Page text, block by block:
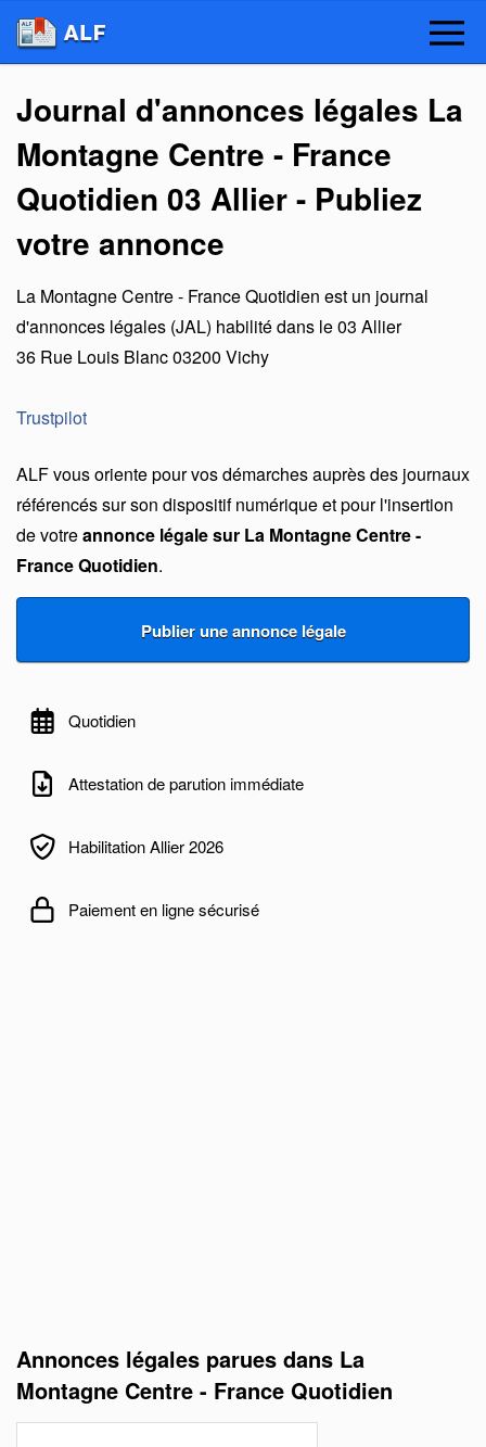
Journal d'annonces légales La
Montagne Centre - France
Quotidien 03 Allier - Publiez
votre annonce
La Montagne Centre - France Quotidien est un journal
d'annonces légales (JAL) habilité dans le 03 Allier
36 Rue Louis Blanc03200 Vichy
Trustpilot
ALF vous oriente pour vos démarches auprès des journaux
référencés sur son dispositif numérique et pour l'insertion
de votreannonce légale sur La Montagne Centre -
France Quotidien.
Quotidien
Attestation de parution immédiate
Habilitation Allier 2026
Paiement en ligne sécurisé
Annonces légales parues dans La
Montagne Centre - France Quotidien